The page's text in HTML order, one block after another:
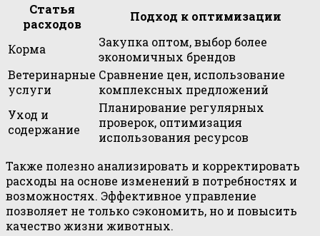
Статья
расходов
Подход к оптимизации
Корма
Закупка оптом, выбор более
экономичных брендов
Ветеринарные
услуги
Сравнение цен, использование
комплексных предложений
Уход и
содержание
Планирование регулярных
проверок, оптимизация
использования ресурсов
Также полезно анализировать и корректировать
расходы на основе изменений в потребностях и
возможностях. Эффективное управление
позволяет не только сэкономить, но и повысить
качество жизни животных.